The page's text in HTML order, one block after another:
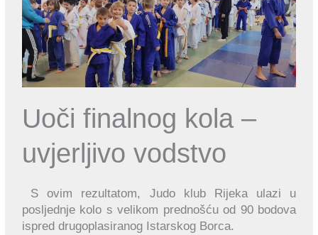
Uoči finalnog kola –
uvjerljivo vodstvo
S ovim rezultatom, Judo klub Rijeka ulazi u
posljednje kolo s velikom prednošću od 90 bodova
ispred drugoplasiranog Istarskog Borca.